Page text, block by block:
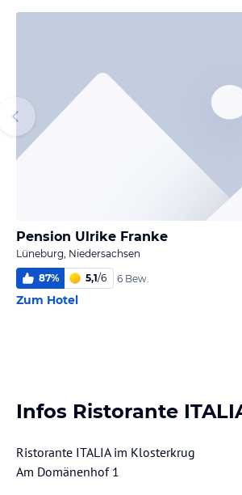
Pension Ulrike Franke
Lüneburg, Niedersachsen
87% 5,1/6 6 Bew.
Zum Hotel
Infos Ristorante
Ristorante ITALIA im Klosterkrug
Am Domänenhof 1